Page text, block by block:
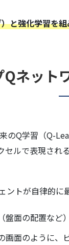
と強化学習を
Qネット
Q学習（Q-
ルで表現さ
トが自律的に
面の配置など
画面のように、